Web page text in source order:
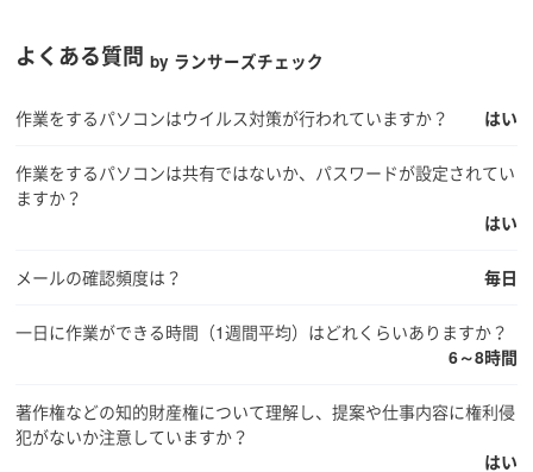
よくある質問by ランサーズチェック
作業をするパソコンはウイルス対策が行われていますか？ はい
作業をするパソコンは共有ではないか、パスワードが設定されてい
ますか？
はい
メールの確認頻度は？ 毎日
一日に作業ができる時間（1週間平均）はどれくらいありますか？
6～8時間
著作権などの知的財産権について理解し、提案や仕事内容に権利侵
犯がないか注意していますか？
はい